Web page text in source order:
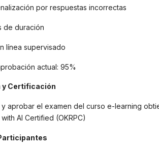
por respuestas incorrectas
de duración
línea supervisado
actual: 95%
y Certificación
aprobar el examen del curso e-learning
AI Certified (OKRPC)